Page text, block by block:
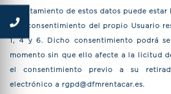
El tratamiento de estos datos puede
– El consentimiento del propio Usuario
1, 4 y 6. Dicho consentimiento podrá
momento sin que ello afecte a la licitud
el consentimiento previo a su
electrónico a rgpd@dfmrentacar.es.